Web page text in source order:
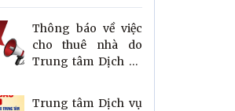
Thông báo về việc
cho thuê nhà do
Trung tâm Dịch vụ
khai thác
Trung tâm Dịch vụ